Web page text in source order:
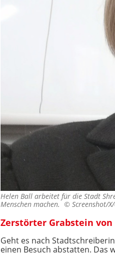
Helen Ball arbeitet für die Stadt
Menschen machen. © Screenshot/
Zerstörter Grabstein
Geht es nach
einen Besuch abstatten. Das